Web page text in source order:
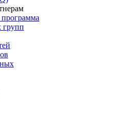
групп